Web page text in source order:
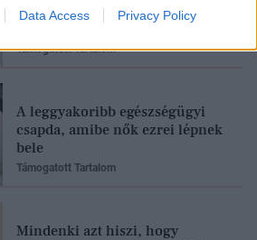
Data Access Privacy Policy
Neked is rosaceás a bőrőd?
Innen tudhatod!
Támogatott Tartalom
A leggyakoribb egészségügyi
csapda, amibe nők ezrei lépnek
bele
Támogatott Tartalom
Mindenki azt hiszi, hogy